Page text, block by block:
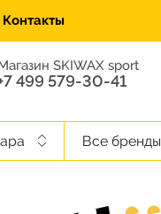
Контакты
SKIWAX sport
499 579-30-41
Все бренды